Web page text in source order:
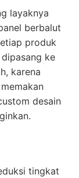
layaknya
berbalut
produk
ke
karena
desain
tingkat